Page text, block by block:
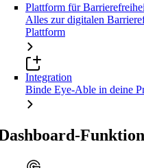
Plattform für
Alles zur digitalen
Plattform
Integration
Binde Eye-Able in deine